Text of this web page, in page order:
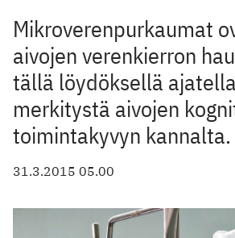
Mikroverenpurkaumat
aivojen verenkierron
tällä löydöksellä
merkitystä aivojen
toimintakyvyn kannalta.
31.3.2015 05.00